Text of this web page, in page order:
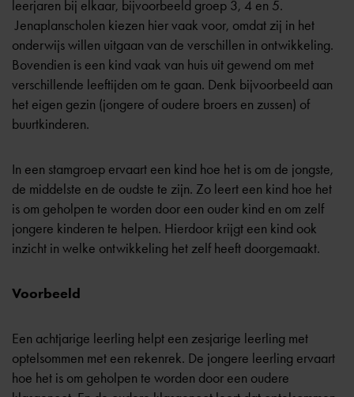
leerjaren bij elkaar, bijvoorbeeld groep 3, 4 en 5.
Jenaplanscholen kiezen hier vaak voor, omdat zij in het
onderwijs willen uitgaan van de verschillen in ontwikkeling.
Bovendien is een kind vaak van huis uit gewend om met
verschillende leeftijden om te gaan. Denk bijvoorbeeld aan
het eigen gezin (jongere of oudere broers en zussen) of
buurtkinderen.
In een stamgroep ervaart een kind hoe het is om de jongste,
de middelste en de oudste te zijn. Zo leert een kind hoe het
is om geholpen te worden door een ouder kind en om zelf
jongere kinderen te helpen. Hierdoor krijgt een kind ook
inzicht in welke ontwikkeling het zelf heeft doorgemaakt.
Voorbeeld
Een achtjarige leerling helpt een zesjarige leerling met
optelsommen met een rekenrek. De jongere leerling ervaart
hoe het is om geholpen te worden door een oudere